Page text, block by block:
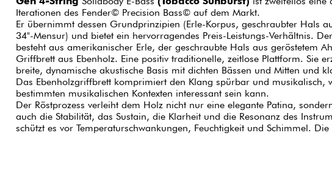
Iterationen des Fender© Precision Bass© auf dem Markt.
Er übernimmt dessen Grundprinzipien (Erle-Korpus, geschraubter Hals
34"-Mensur) und bietet ein hervorragendes Preis-Leistungs-Verhältnis.
besteht aus amerikanischer Erle, der geschraubte Hals aus geröstetem
Griffbrett aus Ebenholz. Eine positiv traditionelle, zeitlose Plattform. Sie
breite, dynamische akustische Basis mit dichten Bässen und Mitten und
Das Ebenholzgriffbrett komprimiert den Klang spürbar und musikalisch,
bestimmten musikalischen Kontexten interessant sein kann.
Der Röstprozess verleiht dem Holz nicht nur eine elegante Patina,
auch die Stabilität, das Sustain, die Klarheit und die Resonanz des
schützt es vor Temperaturschwankungen, Feuchtigkeit und Schimmel.